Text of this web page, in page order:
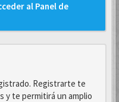
al Panel de
Registrarte te
y te permitirá un amplio